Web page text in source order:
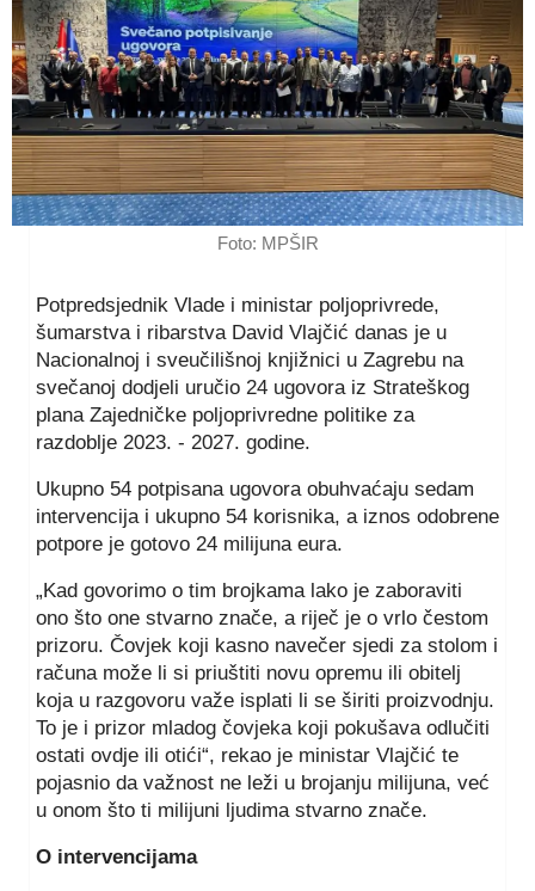
Foto: MPŠIR
Potpredsjednik Vlade i ministar poljoprivrede,
šumarstva i ribarstva David Vlajčić danas je u
Nacionalnoj i sveučilišnoj knjižnici u Zagrebu na
svečanoj dodjeli uručio 24 ugovora iz Strateškog
plana Zajedničke poljoprivredne politike za
razdoblje 2023. - 2027. godine.
Ukupno 54 potpisana ugovora obuhvaćaju sedam
intervencija i ukupno 54 korisnika, a iznos odobrene
potpore je gotovo 24 milijuna eura.
„Kad govorimo o tim brojkama lako je zaboraviti
ono što one stvarno znače, a riječ je o vrlo čestom
prizoru. Čovjek koji kasno navečer sjedi za stolom i
računa može li si priuštiti novu opremu ili obitelj
koja u razgovoru važe isplati li se širiti proizvodnju.
To je i prizor mladog čovjeka koji pokušava odlučiti
ostati ovdje ili otići“, rekao je ministar Vlajčić te
pojasnio da važnost ne leži u brojanju milijuna, već
u onom što ti milijuni ljudima stvarno znače.
O intervencijama